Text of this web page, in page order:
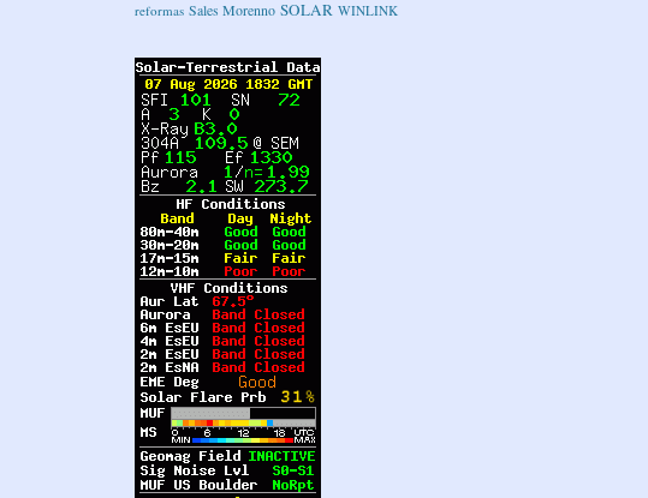
reformas Sales Morenno SOLAR WINLINK